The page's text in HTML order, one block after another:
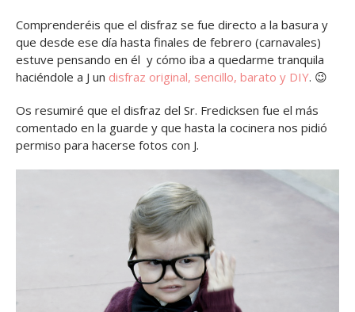
Comprenderéis que el disfraz se fue directo a la basura y
que desde ese día hasta finales de febrero (carnavales)
estuve pensando en él y cómo iba a quedarme tranquila
haciéndole a J un disfraz original, sencillo, barato y DIY. 😉
Os resumiré que el disfraz del Sr. Fredicksen fue el más
comentado en la guarde y que hasta la cocinera nos pidió
permiso para hacerse fotos con J.